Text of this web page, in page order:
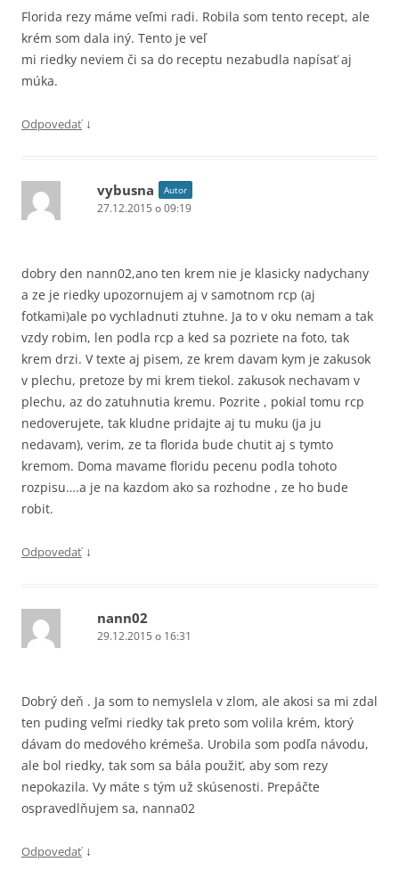
Florida rezy máme veľmi radi. Robila som tento recept, ale
krém som dala iný. Tento je veľ
mi riedky neviem či sa do receptu nezabudla napísať aj
múka.
Odpovedať ↓
vybusna Autor
27.12.2015 o 09:19
dobry den nann02,ano ten krem nie je klasicky nadychany
a ze je riedky upozornujem aj v samotnom rcp (aj
fotkami)ale po vychladnuti ztuhne. Ja to v oku nemam a tak
vzdy robim, len podla rcp a ked sa pozriete na foto, tak
krem drzi. V texte aj pisem, ze krem davam kym je zakusok
v plechu, pretoze by mi krem tiekol. zakusok nechavam v
plechu, az do zatuhnutia kremu. Pozrite , pokial tomu rcp
nedoverujete, tak kludne pridajte aj tu muku (ja ju
nedavam), verim, ze ta florida bude chutit aj s tymto
kremom. Doma mavame floridu pecenu podla tohoto
rozpisu….a je na kazdom ako sa rozhodne , ze ho bude
robit.
Odpovedať ↓
nann02
29.12.2015 o 16:31
Dobrý deň . Ja som to nemyslela v zlom, ale akosi sa mi zdal
ten puding veľmi riedky tak preto som volila krém, ktorý
dávam do medového krémeša. Urobila som podľa návodu,
ale bol riedky, tak som sa bála použiť, aby som rezy
nepokazila. Vy máte s tým už skúsenosti. Prepáčte
ospravedlňujem sa, nanna02
Odpovedať ↓